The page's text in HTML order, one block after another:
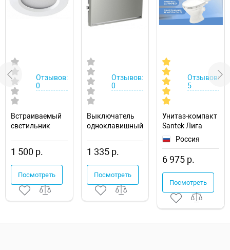
Отзывов:
0
Встраиваемый
светильник
1 500 р.
Посмотреть
Отзывов:
0
Выключатель
одноклавишный
Voltum S70
VLS010205
1 335 р.
Посмотреть
Отзывов:
5
Унитаз-компакт
Santek Лига
1.WH30.2.197
Россия
6 975 р.
Посмотреть